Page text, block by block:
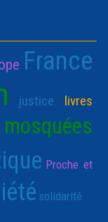
France
justice livres
mosquées
Proche et
solidarité